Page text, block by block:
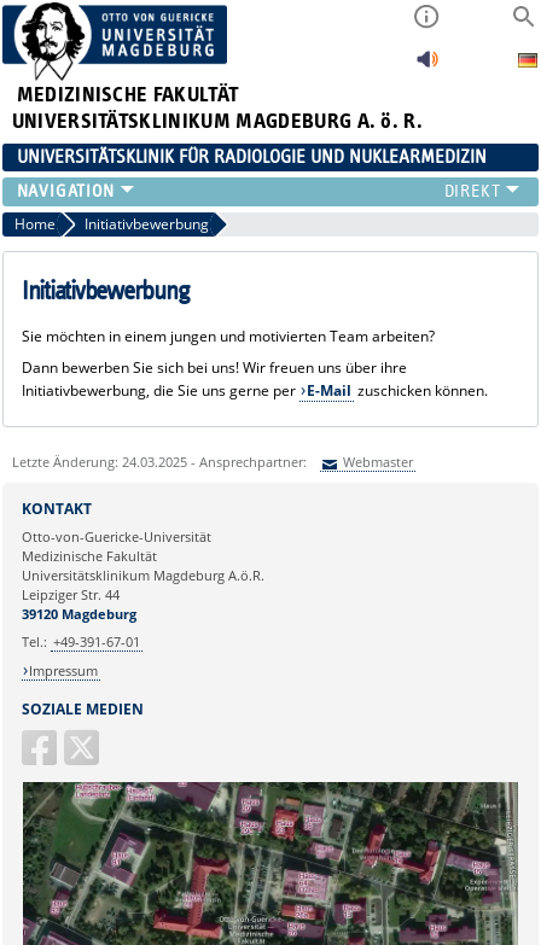
MEDIZINISCHE FAKULTÄT
UNIVERSITÄTSKLINIKUM MAGDEBURG A. ö. R.
UNIVERSITÄTSKLINIK FÜR RADIOLOGIE UND NUKLEARMEDIZIN
RADIOLOGIE
NUKLEARMEDIZIN
MIKROTHERAPIE
LEHRE
FORSCHUNG UND STUDIEN
Home Initiativbewerbung
Initiativbewerbung
Sie möchten in einem jungen und motivierten Team arbeiten?
Dann bewerben Sie sich bei uns! Wir freuen uns über ihre
Initiativbewerbung, die Sie uns gerne per E-Mail zuschicken können.
Letzte Änderung: 24.03.2025 - Ansprechpartner: Webmaster
Ihre E-Mailadresse:
Ihr Anliegen:
SOZIALE MEDIEN
KONTAKT
Otto-von-Guericke-Universität
Medizinische Fakultät
Universitätsklinikum Magdeburg A.ö.R.
Leipziger Str. 44
39120 Magdeburg
Tel.: +49-391-67-01
Impressum